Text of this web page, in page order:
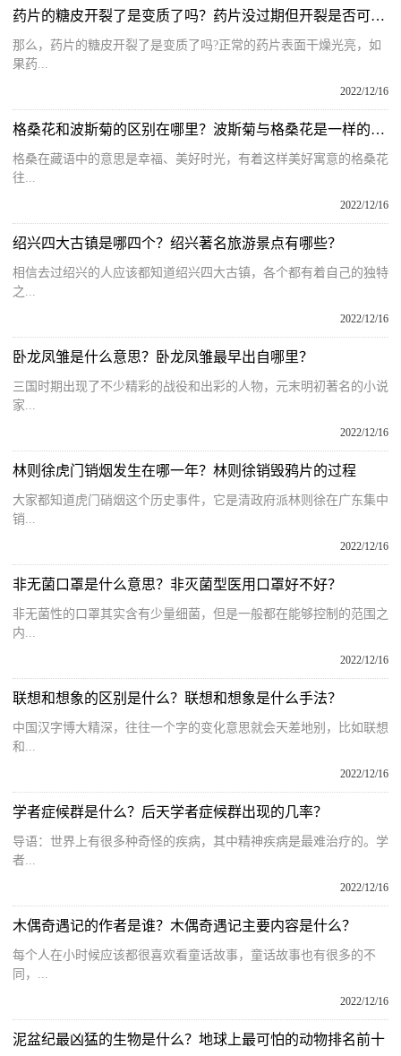
药片的糖皮开裂了是变质了吗？药片没过期但开裂是否可服用？
那么，药片的糖皮开裂了是变质了吗?正常的药片表面干燥光亮，如
果药...
2022/12/16
格桑花和波斯菊的区别在哪里？波斯菊与格桑花是一样的吗？
格桑在藏语中的意思是幸福、美好时光，有着这样美好寓意的格桑花
往...
2022/12/16
绍兴四大古镇是哪四个？绍兴著名旅游景点有哪些？
相信去过绍兴的人应该都知道绍兴四大古镇，各个都有着自己的独特
之...
2022/12/16
卧龙凤雏是什么意思？卧龙凤雏最早出自哪里？
三国时期出现了不少精彩的战役和出彩的人物，元末明初著名的小说
家...
2022/12/16
林则徐虎门销烟发生在哪一年？林则徐销毁鸦片的过程
大家都知道虎门硝烟这个历史事件，它是清政府派林则徐在广东集中
销...
2022/12/16
非无菌口罩是什么意思？非灭菌型医用口罩好不好？
非无菌性的口罩其实含有少量细菌，但是一般都在能够控制的范围之
内...
2022/12/16
联想和想象的区别是什么？联想和想象是什么手法？
中国汉字博大精深，往往一个字的变化意思就会天差地别，比如联想
和...
2022/12/16
学者症候群是什么？后天学者症候群出现的几率？
导语：世界上有很多种奇怪的疾病，其中精神疾病是最难治疗的。学
者...
2022/12/16
木偶奇遇记的作者是谁？木偶奇遇记主要内容是什么？
每个人在小时候应该都很喜欢看童话故事，童话故事也有很多的不
同，...
2022/12/16
泥盆纪最凶猛的生物是什么？地球上最可怕的动物排名前十